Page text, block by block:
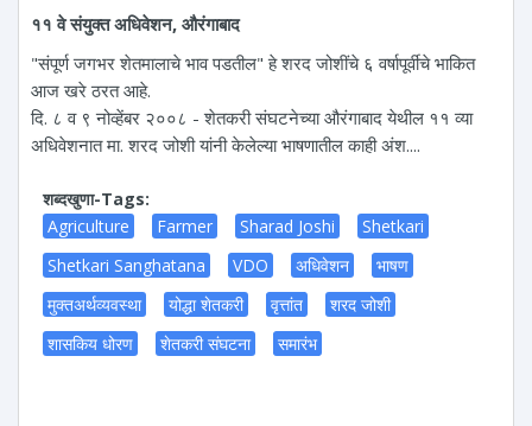
११ वे संयुक्त अधिवेशन, औरंगाबाद
"संपूर्ण जगभर शेतमालाचे भाव पडतील" हे शरद जोशींचे ६ वर्षापूर्वीचे भाकित
आज खरे ठरत आहे.
दि. ८ व ९ नोव्हेंबर २००८ - शेतकरी संघटनेच्या औरंगाबाद येथील ११ व्या
अधिवेशनात मा. शरद जोशी यांनी केलेल्या भाषणातील काही अंश....
शब्दखुणा-Tags:
Agriculture
Farmer Sharad Joshi
Shetkari
Shetkari Sanghatana
VDO अधिवेशन
भाषण
मुक्तअर्थव्यवस्था
योद्धा शेतकरी वृत्तांत
शरद जोशी
शासकिय धोरण
शेतकरी संघटना समारंभ